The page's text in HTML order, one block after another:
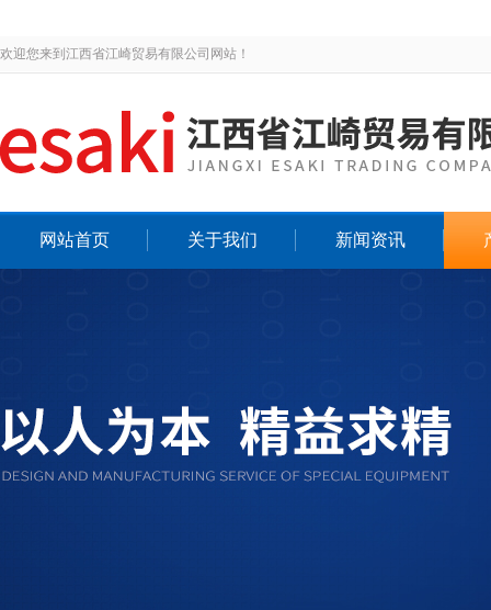
欢迎您来到江西省江崎贸易有限公司网站！
网站首页 关于我们 新闻资讯